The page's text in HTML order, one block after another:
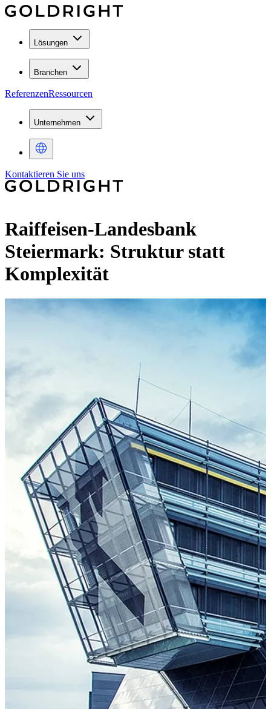
Lösungen
Branchen
ReferenzenRessourcen
Unternehmen
Kontaktieren Sie uns
Raiffeisen-Landesbank
Steiermark: Struktur statt
Komplexität